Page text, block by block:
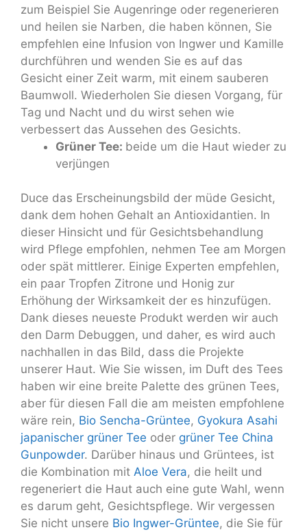
zum Beispiel Sie Augenringe oder regenerieren
und heilen sie Narben, die haben können, Sie
empfehlen eine Infusion von Ingwer und Kamille
durchführen und wenden Sie es auf das
Gesicht einer Zeit warm, mit einem sauberen
Baumwoll. Wiederholen Sie diesen Vorgang, für
Tag und Nacht und du wirst sehen wie
verbessert das Aussehen des Gesichts.
Grüner Tee: beide um die Haut wieder zu
verjüngen
Duce das Erscheinungsbild der müde Gesicht,
dank dem hohen Gehalt an Antioxidantien. In
dieser Hinsicht und für Gesichtsbehandlung
wird Pflege empfohlen, nehmen Tee am Morgen
oder spät mittlerer. Einige Experten empfehlen,
ein paar Tropfen Zitrone und Honig zur
Erhöhung der Wirksamkeit der es hinzufügen.
Dank dieses neueste Produkt werden wir auch
den Darm Debuggen, und daher, es wird auch
nachhallen in das Bild, dass die Projekte
unserer Haut. Wie Sie wissen, im Duft des Tees
haben wir eine breite Palette des grünen Tees,
aber für diesen Fall die am meisten empfohlene
wäre rein, Bio Sencha-Grüntee, Gyokura Asahi
japanischer grüner Tee oder grüner Tee China
Gunpowder. Darüber hinaus und Grüntees, ist
die Kombination mit Aloe Vera, die heilt und
regeneriert die Haut auch eine gute Wahl, wenn
es darum geht, Gesichtspflege. Wir vergessen
Sie nicht unsere Bio Ingwer-Grüntee, die Sie für